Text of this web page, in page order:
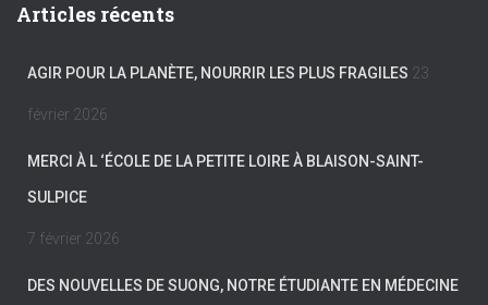
Articles récents
AGIR POUR LA PLANÈTE, NOURRIR LES PLUS FRAGILES 23
février 2026
MERCI À L ‘ÉCOLE DE LA PETITE LOIRE À BLAISON-SAINT-
SULPICE
7 février 2026
DES NOUVELLES DE SUONG, NOTRE ÉTUDIANTE EN MÉDECINE